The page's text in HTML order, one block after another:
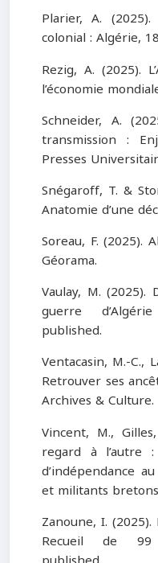
Plarier, A.
colonial : Algérie,
Rezig, A. (2025).
l’économie
Schneider, A.
transmission :
Presses
Snégaroff, T. &
Anatomie d’une
Soreau, F. (2025).
Géorama.
Vaulay, M.
guerre
published.
Ventacasin, M.-C.,
Retrouver ses
Archives & Culture.
Vincent, M.,
regard à l’autre
d’indépendance
et militants
Zanoune, I. (2025).
Recueil de 99